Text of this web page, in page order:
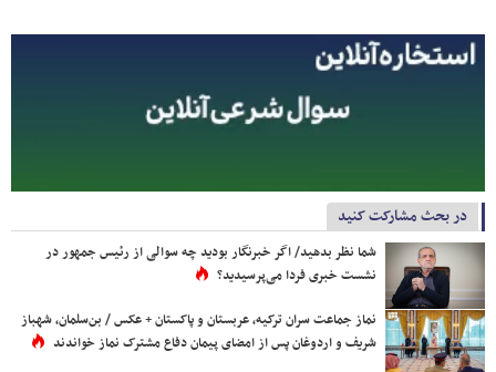
در بحث مشارکت کنید
شما نظر بدهید/ اگر خبرنگار بودید چه سوالی از رئیس جمهور در
نشست خبری فردا می‌پرسیدید؟
نماز جماعت سران ترکیه، عربستان و پاکستان + عکس / بن‌سلمان، شهباز
شریف و اردوغان پس از امضای پیمان دفاع مشترک نماز خواندند